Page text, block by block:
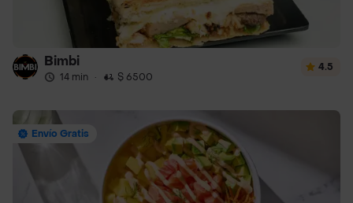
Bimbi
14 min · $ 6500
4.5
Envío Gratis